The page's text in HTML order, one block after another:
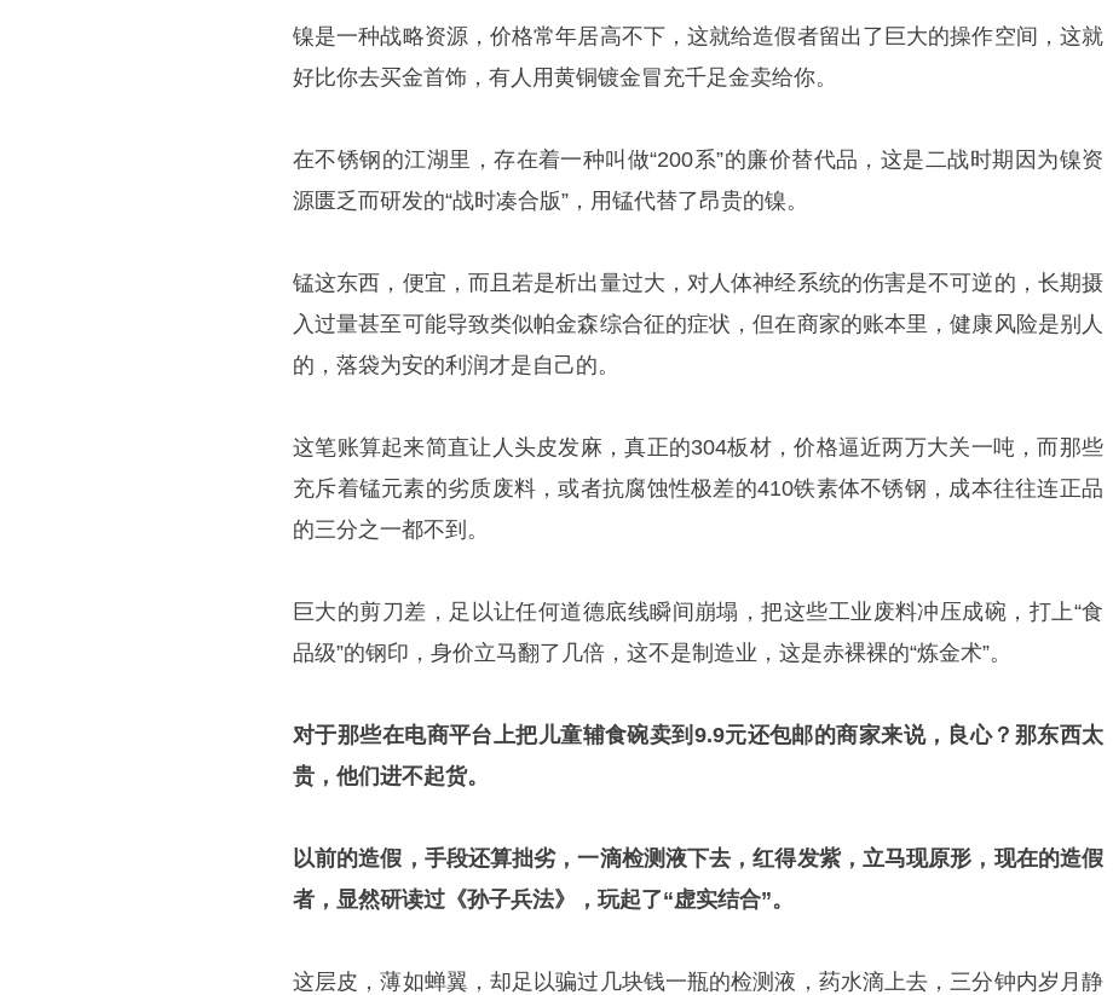
镍是一种战略资源，价格常年居高不下，这就给造假者留出了巨大的操作空间，这就
好比你去买金首饰，有人用黄铜镀金冒充千足金卖给你。
在不锈钢的江湖里，存在着一种叫做“200系”的廉价替代品，这是二战时期因为镍资
源匮乏而研发的“战时凑合版”，用锰代替了昂贵的镍。
锰这东西，便宜，而且若是析出量过大，对人体神经系统的伤害是不可逆的，长期摄
入过量甚至可能导致类似帕金森综合征的症状，但在商家的账本里，健康风险是别人
的，落袋为安的利润才是自己的。
这笔账算起来简直让人头皮发麻，真正的304板材，价格逼近两万大关一吨，而那些
充斥着锰元素的劣质废料，或者抗腐蚀性极差的410铁素体不锈钢，成本往往连正品
的三分之一都不到。
巨大的剪刀差，足以让任何道德底线瞬间崩塌，把这些工业废料冲压成碗，打上“食
品级”的钢印，身价立马翻了几倍，这不是制造业，这是赤裸裸的“炼金术”。
对于那些在电商平台上把儿童辅食碗卖到9.9元还包邮的商家来说，良心？那东西太
贵，他们进不起货。
以前的造假，手段还算拙劣，一滴检测液下去，红得发紫，立马现原形，现在的造假
者，显然研读过《孙子兵法》，玩起了“虚实结合”。
这层皮，薄如蝉翼，却足以骗过几块钱一瓶的检测液，药水滴上去，三分钟内岁月静